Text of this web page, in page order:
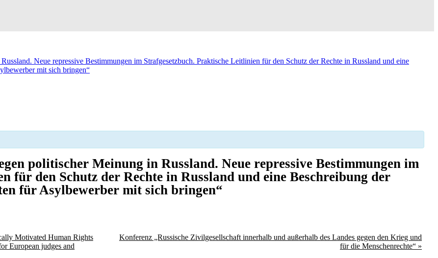
Neue repressive Bestimmungen im Strafgesetzbuch. Praktische Leitlinien für den Schutz der Rechte in Russland und eine
mit sich bringen“
politischer Meinung in Russland. Neue repressive Bestimmungen im
für den Schutz der Rechte in Russland und eine Beschreibung der
für Asylbewerber mit sich bringen“
Motivated Human Rights
European judges and
Konferenz „Russische Zivilgesellschaft innerhalb und außerhalb des Landes gegen den Krieg und
für die Menschenrechte“ »